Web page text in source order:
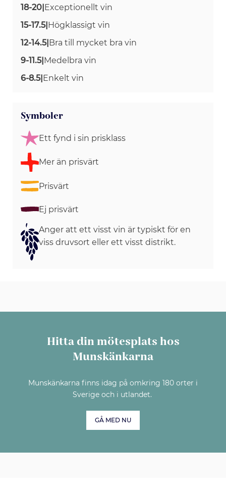
18-20|Exceptionellt vin
15-17.5|Högklassigt vin
12-14.5|Bra till mycket bra vin
9-11.5|Medelbra vin
6-8.5|Enkelt vin
Symboler
Ett fynd i sin prisklass
Mer än prisvärt
Prisvärt
Ej prisvärt
Anger att ett visst vin är typiskt för en
viss druvsort eller ett visst distrikt.
Hitta din mötesplats hos
Munskänkarna
Munskänkarna finns idag på omkring 180 orter i
Sverige och i utlandet.
GÅ MED NU